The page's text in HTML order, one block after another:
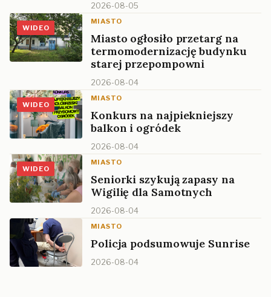
2026-08-05
WIDEO
MIASTO
Miasto ogłosiło przetarg na
termomodernizację budynku
starej przepompowni
2026-08-04
WIDEO
MIASTO
Konkurs na najpiekniejszy
balkon i ogródek
2026-08-04
WIDEO
MIASTO
Seniorki szykują zapasy na
Wigilię dla Samotnych
2026-08-04
MIASTO
Policja podsumowuje Sunrise
2026-08-04